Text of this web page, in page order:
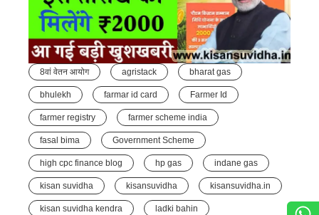
8वां वेतन आयोग agristack bharat gas
bhulekh farmar id card Farmer Id
farmer registry farmer scheme india
fasal bima Government Scheme
high cpc finance blog hp gas indane gas
kisan suvidha kisansuvidha kisansuvidha.in
kisan suvidha kendra ladki bahin